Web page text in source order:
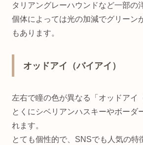
タリアングレーハウンドなど一部の
個体によっては光の加減でグリーン
もあります。
オッドアイ（バイアイ）
左右で瞳の色が異なる「オッドアイ
とくにシベリアンハスキーやボーダ
れます。
とても個性的で、SNSでも人気の特